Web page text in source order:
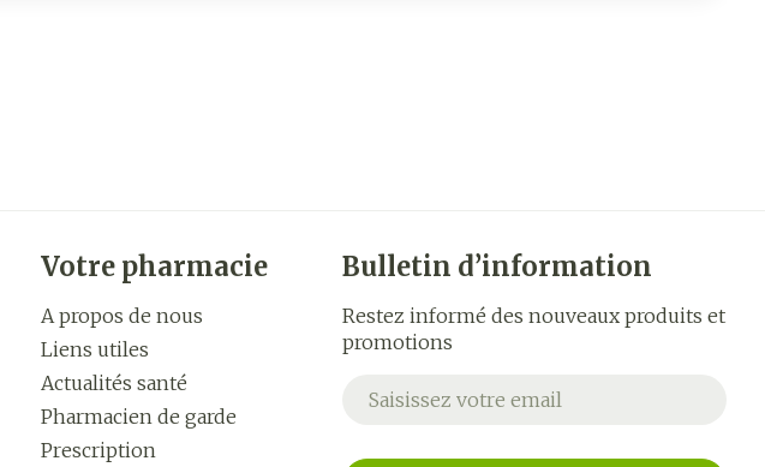
Votre pharmacie
A propos de nous
Liens utiles
Actualités santé
Pharmacien de garde
Prescription
Bulletin d’information
Restez informé des nouveaux produits et
promotions
Adresse mail